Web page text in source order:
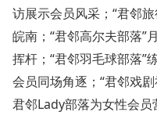
访展示会员风采； “君邻旅
皖南； “君邻高尔夫部落”
挥杆； “君邻羽毛球部落”
会员同场角逐； “君邻戏剧
君邻Lady部落为女性会员